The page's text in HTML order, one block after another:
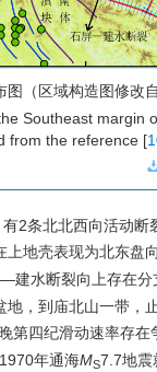
图（区域构造图修改
Southeast margin
from the reference [
2条北北西向活动
地壳表现为北东盘
建水断裂向上存在分
，到庙北山一带，
第四纪滑动速率存
年通海MS7.7地震